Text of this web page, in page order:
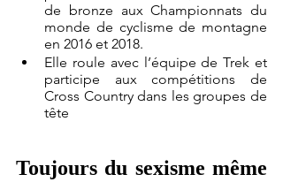
de bronze aux Championnats du
monde de cyclisme de montagne
en 2016 et 2018.
Elle roule avec l’équipe de Trek et
participe aux compétitions de
Cross Country dans les groupes de
tête
Toujours du sexisme même